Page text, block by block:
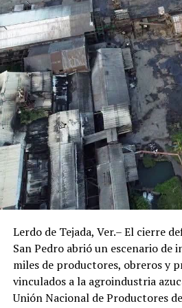
Lerdo de Tejada, Ver.– El cierre
San Pedro abrió un escenario de
miles de productores, obreros y
vinculados a la agroindustria
Unión Nacional de Productores